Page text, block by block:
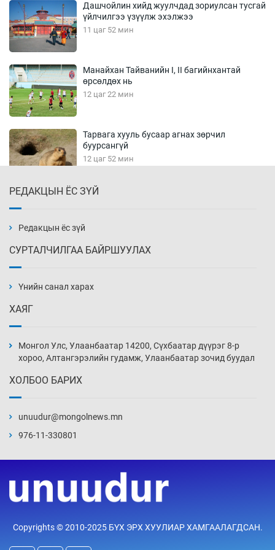
Дашчойлин хийд жуулчдад зориулсан тусгай
үйлчилгээ үзүүлж эхэлжээ
11 цаг 52 мин
Манайхан Тайванийн I, II багийнхантай
өрсөлдөх нь
12 цаг 22 мин
Тарвага хууль бусаар агнах зөрчил
буурсангүй
12 цаг 52 мин
13 цаг 22 мин
13 цаг 52 мин
14 цаг 22 мин
хэмжээг шинэчлэн тогтоох нь
15 цаг 22 мин
мөнгө, хүрэл медаль хүртэв
15 цаг 48 мин
РЕДАКЦЫН ЁС ЗҮЙ
Редакцын ёс зүй
СУРТАЛЧИЛГАА БАЙРШУУЛАХ
Үнийн санал харах
ХАЯГ
Монгол Улс, Улаанбаатар 14200, Сүхбаатар дүүрэг 8-р
хороо, Алтангэрэлийн гудамж, Улаанбаатар зочид буудал
ХОЛБОО БАРИХ
unuudur@mongolnews.mn
976-11-330801
Copyrights © 2010-2025 БҮХ ЭРХ ХУУЛИАР ХАМГААЛАГДСАН.